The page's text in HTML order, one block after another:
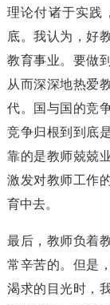
理论付诸于实践
底。我认为，好
教育事业。要做
从而深深地热爱
代。国与国的竞
竞争归根到到底
靠的是教师兢兢
激发对教师工作
育中去。
最后，教师负着
常辛苦的。但是
渴求的目光时，